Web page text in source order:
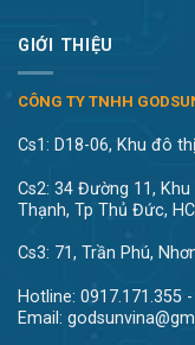
GIỚI THIỆU
CÔNG TY TNHH
Cs1: D18-06, Khu đô
Cs2: 34 Đường 11,
Thạnh, Tp Thủ Đức,
Cs3: 71, Trần Phú,
Hotline: 0917.171.355
Email: